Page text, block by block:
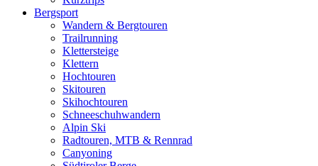
Bergsport
Wandern & Bergtouren
Trailrunning
Klettersteige
Klettern
Hochtouren
Skitouren
Skihochtouren
Schneeschuhwandern
Alpin Ski
Radtouren, MTB & Rennrad
Canyoning